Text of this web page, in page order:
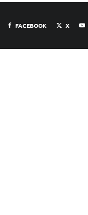
FACEBOOK X